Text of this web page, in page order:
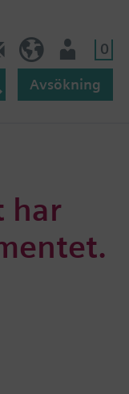
0
Avsökning
har